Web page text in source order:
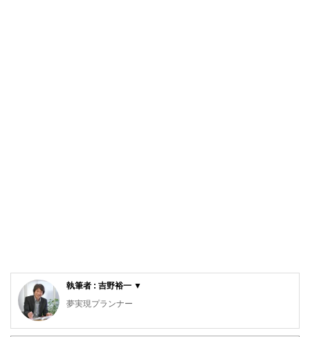
執筆者 : 吉野裕一 ▼
夢実現プランナー
2級ファイナンシャルプランニング技能士／2級DCプランナ